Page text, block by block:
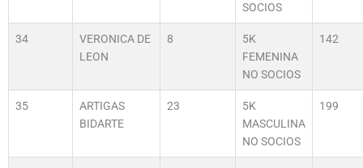
SOCIOS
34
VERONICA DE
LEON
8
5K
FEMENINA
NO SOCIOS
142
35
ARTIGAS
BIDARTE
23
5K
MASCULINA
NO SOCIOS
199